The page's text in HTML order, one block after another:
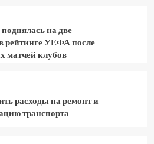
на две
рейтинге УЕФА после
матчей клубов
расходы на ремонт и
транспорта